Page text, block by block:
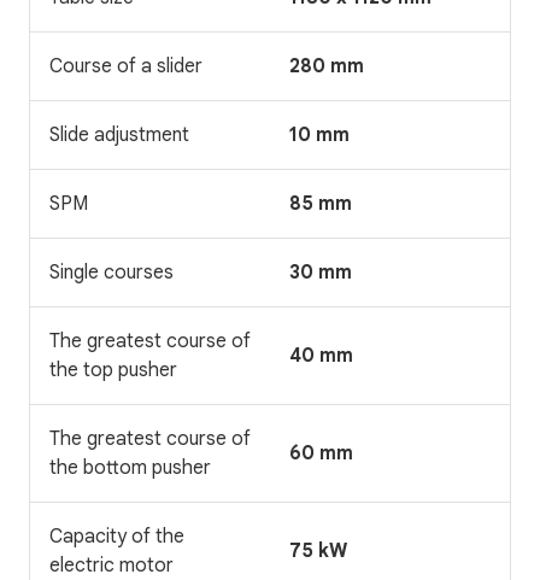
Course of a slider 280 mm
Slide adjustment 10 mm
SPM 85 mm
Single courses 30 mm
The greatest course of
the top pusher
40 mm
The greatest course of
the bottom pusher
60 mm
Capacity of the
electric motor
75 kW